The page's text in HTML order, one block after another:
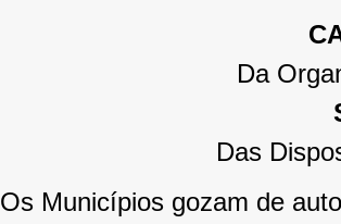
Da
Das
Os Municípios gozam de